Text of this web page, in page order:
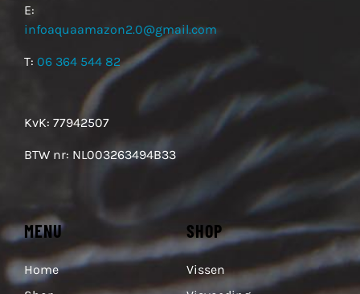
E:
infoaquaamazon2.0@gmail.com
T: 06 364 544 82
KvK: 77942507
BTW nr: NL003263494B33
MENU
Home
SHOP
Vissen